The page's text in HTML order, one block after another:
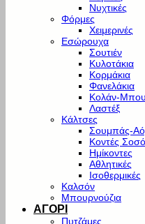
Νυχτικές
Φόρμες
Χειμερινές
Εσώρουχα
Σουτιέν
Κυλοτάκια
Κορμάκια
Φανελάκια
Κολάν-
Λαστέξ
Κάλτσες
Σουμπάς-
Κοντές
Ημίκοντες
Αθλητικές
Ισοθερμικές
Καλσόν
Μπουρνούζια
ΑΓΟΡΙ
Πυτζάμες